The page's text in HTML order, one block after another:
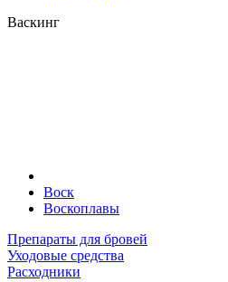
Васкинг
Воск
Воскоплавы
Препараты для бровей
Уходовые средства
Расходники